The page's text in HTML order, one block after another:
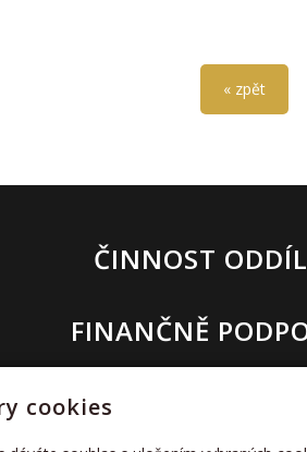
« zpět
ČINNOST
FINANČNĚ
cookies